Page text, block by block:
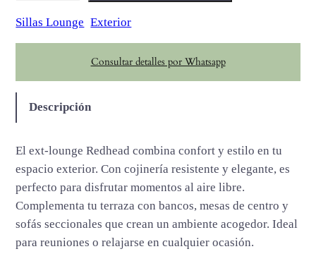
y
b
d
a
t
i
d
a
d
Sillas Lounge Exterior
Consultar detalles por Whatsapp
Descripción
El ext-lounge Redhead combina confort y estilo en tu
espacio exterior. Con cojinería resistente y elegante, es
perfecto para disfrutar momentos al aire libre.
Complementa tu terraza con bancos, mesas de centro y
sofás seccionales que crean un ambiente acogedor. Ideal
para reuniones o relajarse en cualquier ocasión.